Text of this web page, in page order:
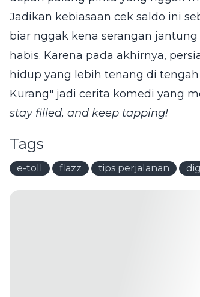
Jadikan kebiasaan cek saldo ini
biar nggak kena serangan
habis. Karena pada akhirnya,
hidup yang lebih tenang di
Kurang" jadi cerita komedi yang
stay filled, and keep tapping!
Tags
e-toll flazz tips perjalanan